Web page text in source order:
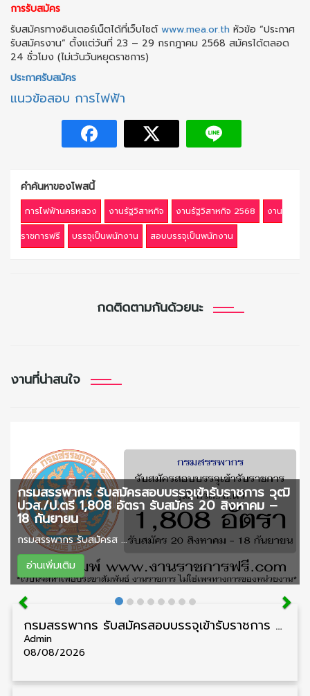
การรับสมัคร
รับสมัครทางอินเตอร์เน็ตได้ที่เว็บไซต์www.mea.or.th หัวข้อ “ประกาศ
รับสมัครงาน” ตั้งแต่วันที่ 23 – 29 กรกฎาคม 2568 สมัครได้ตลอด
24 ชั่วโมง (ไม่เว้นวันหยุดราชการ)
ประกาศรับสมัคร
แนวข้อสอบ การไฟฟ้า
คำค้นหาของโพสนี้
การไฟฟ้านครหลวง งานรัฐวิสาหกิจ งานรัฐวิสาหกิจ 2568
งาน
ราชการฟรี
บรรจุเป็นพนักงาน สอบบรรจุเป็นพนักงาน
กดติดตามกันด้วยนะ
งานที่น่าสนใจ
กรมสรรพากร รับสมัครสอบบรรจุเข้ารับราชการ วุฒิ
ปวส./ป.ตรี 1,808 อัตรา รับสมัคร 20 สิงหาคม –
18 กันยายน
กรมสรรพากร รับสมัครส ...
อ่านเพิ่มเติม
กรมสรรพากร รับสมัครสอบบรรจุเข้ารับราชการ วุฒิ ปวส./ป.ตรี 1,808 อัตรา รับสมัคร 20 สิงหาคม – 18 กันยายน
Admin
08/08/2026